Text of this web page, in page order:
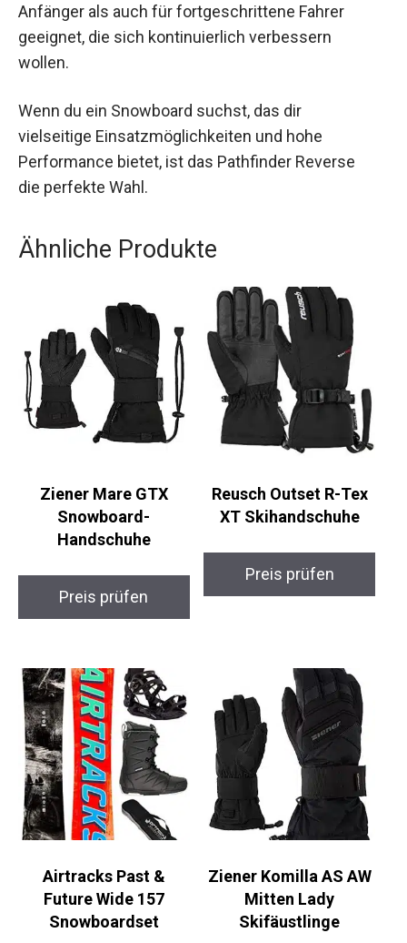
Anfänger als auch für fortgeschrittene Fahrer
geeignet, die sich kontinuierlich verbessern
wollen.
Wenn du ein Snowboard suchst, das dir
vielseitige Einsatzmöglichkeiten und hohe
Performance bietet, ist das Pathfinder Reverse
die perfekte Wahl.
Ähnliche Produkte
Ziener Mare GTX
Snowboard-
Handschuhe
Preis prüfen
Reusch Outset R-Tex
XT Skihandschuhe
Preis prüfen
Airtracks Past &
Future Wide 157
Snowboardset
Ziener Komilla AS AW
Mitten Lady
Skifäustlinge